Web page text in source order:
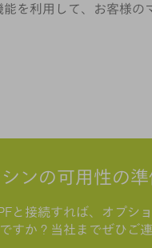
能を利用して、お客様
ンの可用性の
と接続すれば、オプシ
すか？当社までぜひご